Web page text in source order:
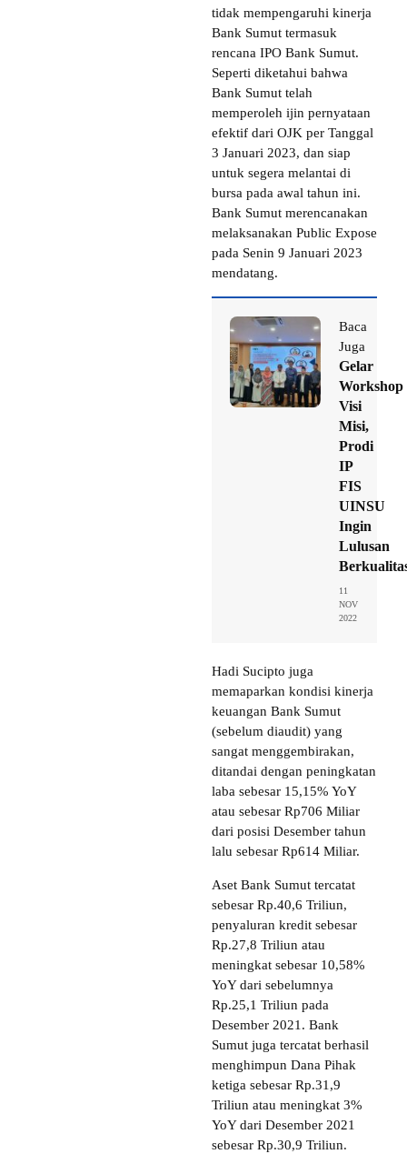
tidak mempengaruhi kinerja
Bank Sumut termasuk
rencana IPO Bank Sumut.
Seperti diketahui bahwa
Bank Sumut telah
memperoleh ijin pernyataan
efektif dari OJK per Tanggal
3 Januari 2023, dan siap
untuk segera melantai di
bursa pada awal tahun ini.
Bank Sumut merencanakan
melaksanakan Public Expose
pada Senin 9 Januari 2023
mendatang.
Baca
Juga
Gelar
Workshop
Visi
Misi,
Prodi
IP
FIS
UINSU
Ingin
Lulusan
11
NOV
2022
Hadi Sucipto juga
memaparkan kondisi kinerja
keuangan Bank Sumut
(sebelum diaudit) yang
sangat menggembirakan,
ditandai dengan peningkatan
laba sebesar 15,15% YoY
atau sebesar Rp706 Miliar
dari posisi Desember tahun
lalu sebesar Rp614 Miliar.
Aset Bank Sumut tercatat
sebesar Rp.40,6 Triliun,
penyaluran kredit sebesar
Rp.27,8 Triliun atau
meningkat sebesar 10,58%
YoY dari sebelumnya
Rp.25,1 Triliun pada
Desember 2021. Bank
Sumut juga tercatat berhasil
menghimpun Dana Pihak
ketiga sebesar Rp.31,9
Triliun atau meningkat 3%
YoY dari Desember 2021
sebesar Rp.30,9 Triliun.